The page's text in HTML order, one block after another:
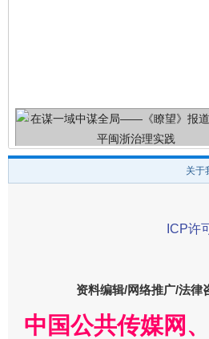
习近平的博鳌关键词
关于
ICP许
资料编辑/网络推广/法律
中国公共传媒网